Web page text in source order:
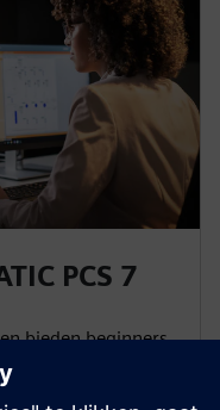
PCS 7
bieden beginners
informatie
—